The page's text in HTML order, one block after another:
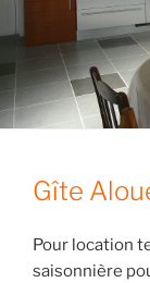
Gîte
Pour location
saisonnière